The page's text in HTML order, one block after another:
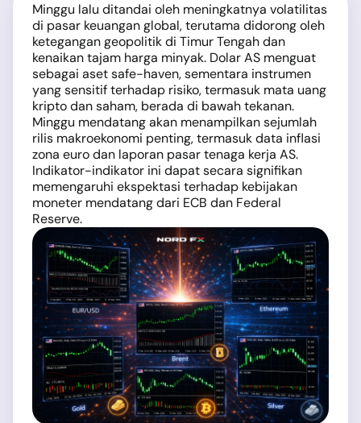
Minggu lalu ditandai oleh meningkatnya volatilitas
di pasar keuangan global, terutama didorong oleh
ketegangan geopolitik di Timur Tengah dan
kenaikan tajam harga minyak. Dolar AS menguat
sebagai aset safe-haven, sementara instrumen
yang sensitif terhadap risiko, termasuk mata uang
kripto dan saham, berada di bawah tekanan.
Minggu mendatang akan menampilkan sejumlah
rilis makroekonomi penting, termasuk data inflasi
zona euro dan laporan pasar tenaga kerja AS.
Indikator-indikator ini dapat secara signifikan
memengaruhi ekspektasi terhadap kebijakan
moneter mendatang dari ECB dan Federal
Reserve.